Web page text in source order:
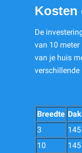
Kosten
De
van 10 meter
van je huis
verschillende
Breedte
3
145
10
145